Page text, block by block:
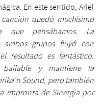
En este sentido, Ariel
canción quedó muchísimo
pensábamos. La
ambos grupos fluyó con
resultado es fantástico.
bailable y mantiene la
Sound, pero también
impronta de Sinergia por